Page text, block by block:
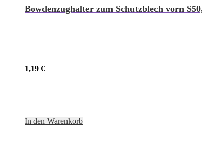
Bowdenzughalter zum Schutzblech vorn
1,19 €
In den Warenkorb